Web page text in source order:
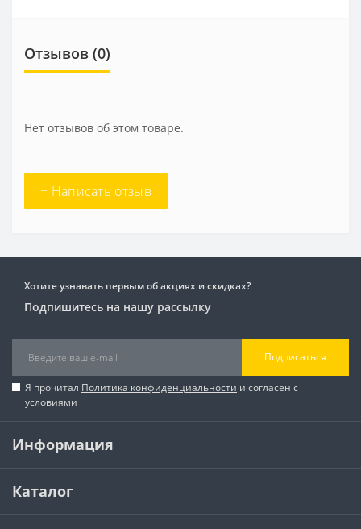
Отзывов (0)
Нет отзывов об этом товаре.
+ Написать отзыв
Хотите узнавать первым об акциях и скидках?
Подпишитесь на нашу рассылку
Подписаться
Я прочитал Политика конфиденциальности и согласен с
условиями
Информация
Каталог